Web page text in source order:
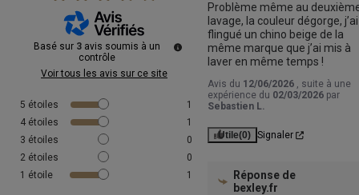
Basé sur 3 avis soumis à un
contrôle
Voir tous les avis sur ce site
5 étoiles
1
4 étoiles
1
3 étoiles
0
2 étoiles
0
1 étoile 1
Problème même au
lavage, la couleur dégorge, j’ai
flingué un chino beige de la
même marque que j’ai mis à
laver en même temps !
Avis du 12/06/2026 , suite à une
expérience du 02/03/2026 par
Sebastien L.
Utile(0) Signaler
Réponse de
bexley.fr